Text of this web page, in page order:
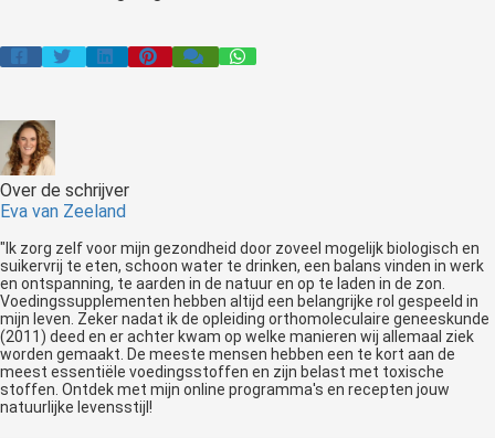
Over de schrijver
Eva van Zeeland
"Ik zorg zelf voor mijn gezondheid door zoveel mogelijk biologisch en
suikervrij te eten, schoon water te drinken, een balans vinden in werk
en ontspanning, te aarden in de natuur en op te laden in de zon.
Voedingssupplementen hebben altijd een belangrijke rol gespeeld in
mijn leven. Zeker nadat ik de opleiding orthomoleculaire geneeskunde
(2011) deed en er achter kwam op welke manieren wij allemaal ziek
worden gemaakt. De meeste mensen hebben een te kort aan de
meest essentiële voedingsstoffen en zijn belast met toxische
stoffen. Ontdek met mijn online programma's en recepten jouw
natuurlijke levensstijl!